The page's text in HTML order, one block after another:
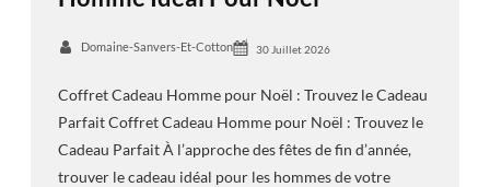
Domaine-Sanvers-Et-Cotton 30 Juillet 2026
Coffret Cadeau Homme pour Noël : Trouvez le Cadeau
Parfait Coffret Cadeau Homme pour Noël : Trouvez le
Cadeau Parfait À l’approche des fêtes de fin d’année,
trouver le cadeau idéal pour les hommes de votre